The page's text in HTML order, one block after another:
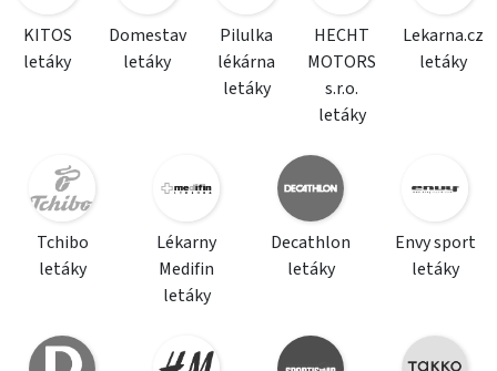
KITOS
letáky
Domestav
letáky
Pilulka
lékárna
letáky
HECHT
MOTORS
s.r.o.
letáky
Lekarna.cz
letáky
Tchibo
letáky
Lékarny
Medifin
letáky
Decathlon
letáky
Envy sport
letáky